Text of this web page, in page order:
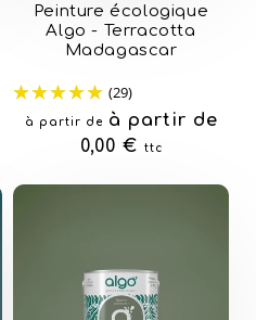
Peinture écologique
Algo - Terracotta
Madagascar
(29)
Prix
habituel
à partir de
à partir de
0,00 €
ttc